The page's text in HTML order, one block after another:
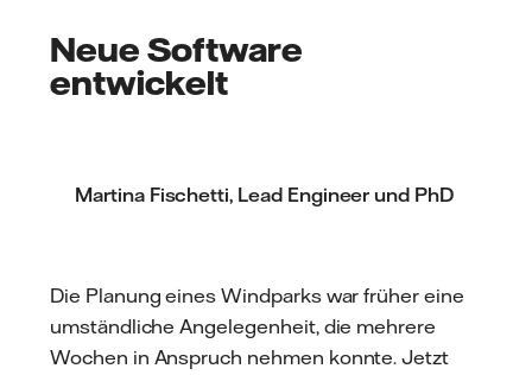
Neue Software
entwickelt
Martina Fischetti, Lead Engineer und PhD
Die Planung eines Windparks war früher eine
umständliche Angelegenheit, die mehrere
Wochen in Anspruch nehmen konnte. Jetzt